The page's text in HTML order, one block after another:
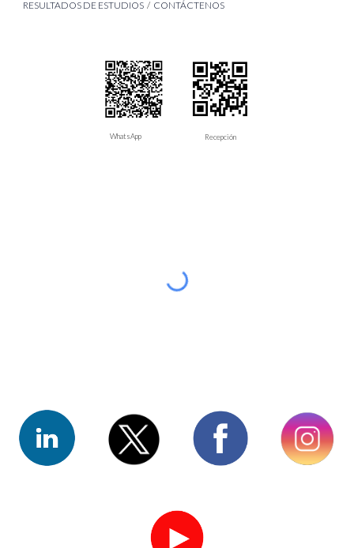
RESULTADOS DE ESTUDIOS / CONTÁCTENOS
WhatsApp Recepción